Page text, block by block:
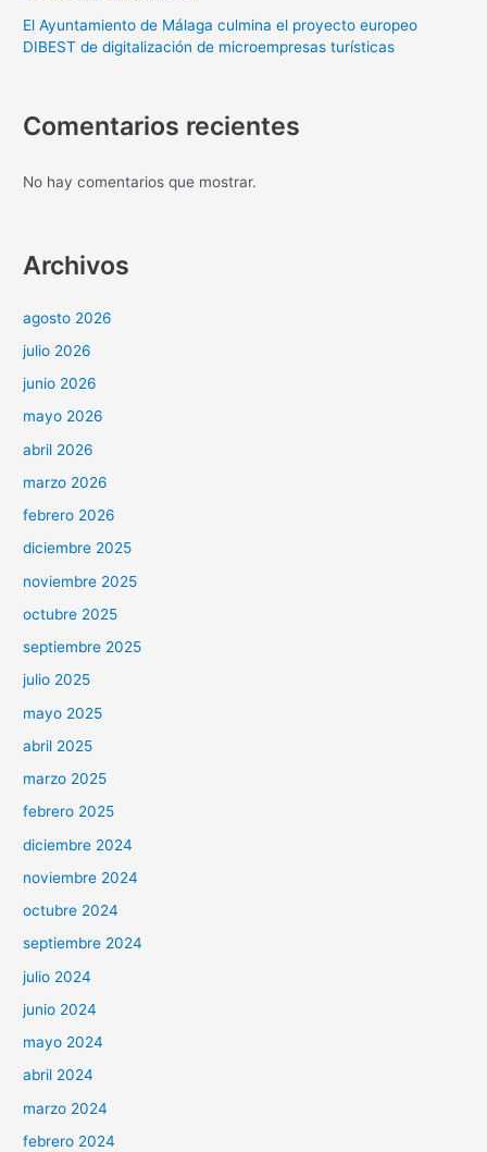
El Ayuntamiento de Málaga culmina el proyecto europeo
DIBEST de digitalización de microempresas turísticas
Comentarios recientes
No hay comentarios que mostrar.
Archivos
agosto 2026
julio 2026
junio 2026
mayo 2026
abril 2026
marzo 2026
febrero 2026
diciembre 2025
noviembre 2025
octubre 2025
septiembre 2025
julio 2025
mayo 2025
abril 2025
marzo 2025
febrero 2025
diciembre 2024
noviembre 2024
octubre 2024
septiembre 2024
julio 2024
junio 2024
mayo 2024
abril 2024
marzo 2024
febrero 2024